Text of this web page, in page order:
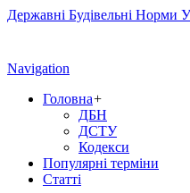
Державні Будівельні Норми
Navigation
Головна+
ДБН
ДСТУ
Кодекси
Популярні терміни
Статті